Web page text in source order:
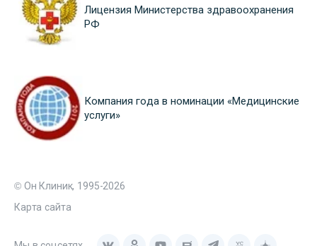
Лицензия Министерства здравоохранения
РФ
Компания года в номинации «Медицинские
услуги»
© Он Клиник, 1995-2026
Карта сайта